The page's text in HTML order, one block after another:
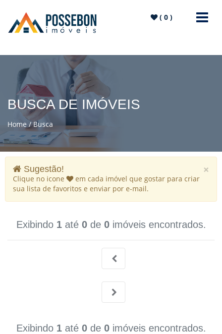
( 0 )
BUSCA DE IMÓVEIS
Home Busca
×
Sugestão!
Clique no icone
em cada imóvel que gostar para criar
sua lista de favoritos e enviar por e-mail.
Exibindo 1até 0de 0imóveis encontrados.
Exibindo 1até 0de 0imóveis encontrados.